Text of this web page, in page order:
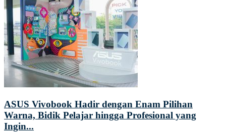
ASUS Vivobook Hadir dengan Enam Pilihan
Warna, Bidik Pelajar hingga Profesional yang
Ingin...